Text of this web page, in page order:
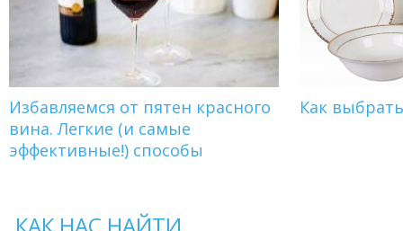
Избавляемся от пятен красного
вина. Легкие (и самые
эффективные!) способы
Как